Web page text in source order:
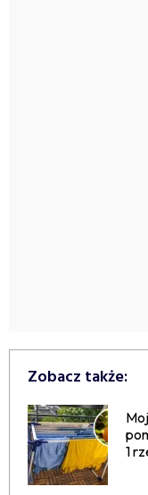
Zobacz także:
1